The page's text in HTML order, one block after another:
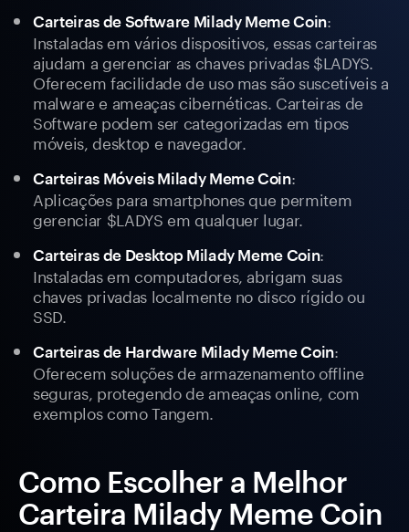
Carteiras de Software Milady Meme Coin:
Instaladas em vários dispositivos, essas carteiras
ajudam a gerenciar as chaves privadas $LADYS.
Oferecem facilidade de uso mas são suscetíveis a
malware e ameaças cibernéticas. Carteiras de
Software podem ser categorizadas em tipos
móveis, desktop e navegador.
Carteiras Móveis Milady Meme Coin:
Aplicações para smartphones que permitem
gerenciar $LADYS em qualquer lugar.
Carteiras de Desktop Milady Meme Coin:
Instaladas em computadores, abrigam suas
chaves privadas localmente no disco rígido ou
SSD.
Carteiras de Hardware Milady Meme Coin:
Oferecem soluções de armazenamento offline
seguras, protegendo de ameaças online, com
exemplos como Tangem.
Como Escolher a Melhor
Carteira Milady Meme Coin